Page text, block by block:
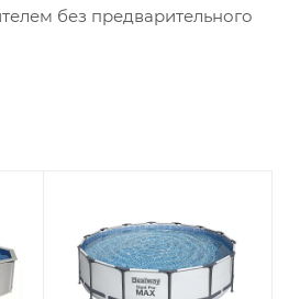
без предварительного